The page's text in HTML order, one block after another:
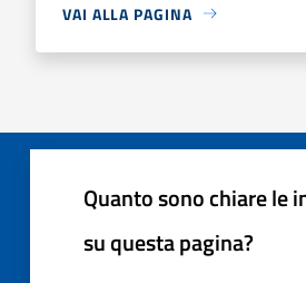
VAI ALLA PAGINA
Quanto sono chiare le
su questa pagina?